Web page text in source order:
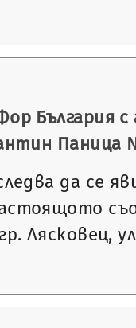
България с
Паница
да се
Лясковец,